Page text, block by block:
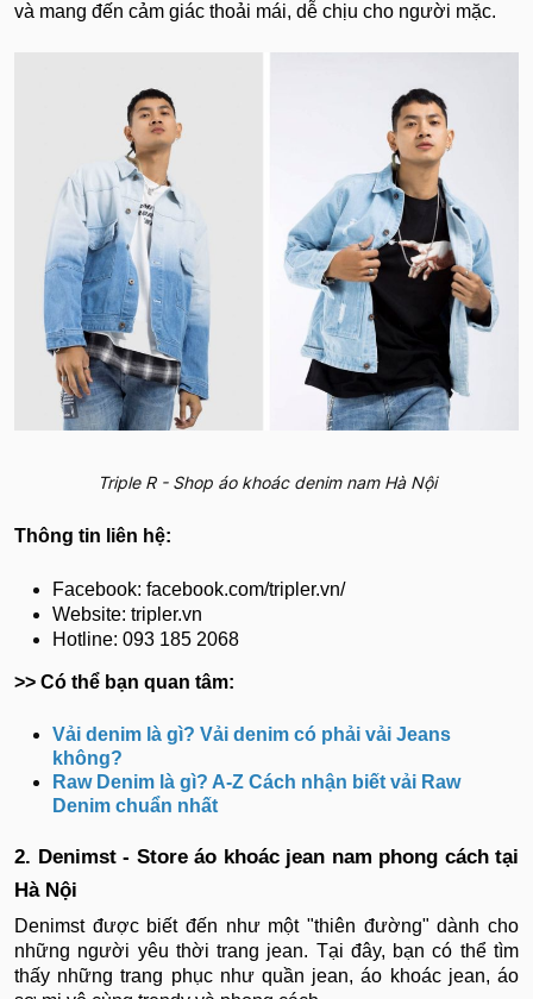
và mang đến cảm giác thoải mái, dễ chịu cho người mặc.
Triple R - Shop áo khoác denim nam Hà Nội
Thông tin liên hệ:
Facebook: facebook.com/tripler.vn/
Website: tripler.vn
Hotline: 093 185 2068
>> Có thể bạn quan tâm:
Vải denim là gì? Vải denim có phải vải Jeans
không?
Raw Denim là gì? A-Z Cách nhận biết vải Raw
Denim chuẩn nhất
2. Denimst - Store áo khoác jean nam phong cách tại
Hà Nội
Denimst được biết đến như một "thiên đường" dành cho
những người yêu thời trang jean. Tại đây, bạn có thể tìm
thấy những trang phục như quần jean, áo khoác jean, áo